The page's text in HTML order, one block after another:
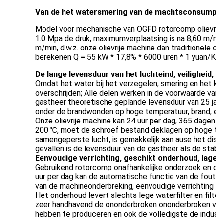
Van de het watersmering van de
Model voor mechanische van OGFD rotorcomp
1.0 Mpa de druk, maximumverplaatsing is na 8,60
m/min, d.w.z. onze olievrije machine dan
berekenen Q = 55 kW * 17,8% * 6000 uren * 1
De lange levensduur van het luchteind,
Omdat het water bij het verzegelen, smering en
overschrijden; Alle delen werken in de voorwaarde
gastheer theoretische geplande levensduur van 25
onder de brandwonden op hoge temperatuur,
Onze olievrije machine kan 24 uur per dag, 365
200 ℃, moet de schroef bestand deklagen op hoge
samengeperste lucht, is gemakkelijk aan ause het
gevallen is de levensduur van de gastheer als de
Eenvoudige verrichting, geschikt onderhoud,
Gebruikend rotorcomp onafhankelijke onderzoek
uur per dag kan de automatische functie van de
van de machineonderbreking, eenvoudige
Het onderhoud levert slechts lege waterfilter en
zeer handhavend de ononderbroken
hebben te produceren en ook de volledigste de